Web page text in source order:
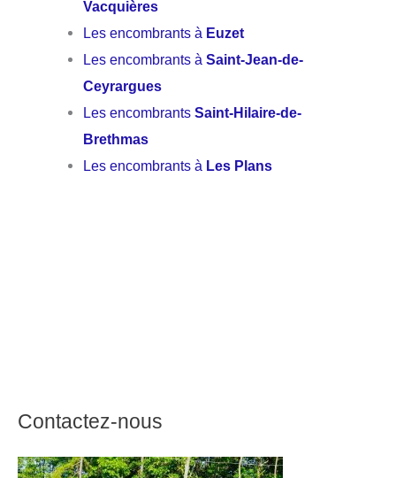
Vacquières
Les encombrants à Euzet
Les encombrants àSaint-Jean-de-
Ceyrargues
Les encombrantsSaint-Hilaire-de-
Brethmas
Les encombrants à Les Plans
Contactez-nous